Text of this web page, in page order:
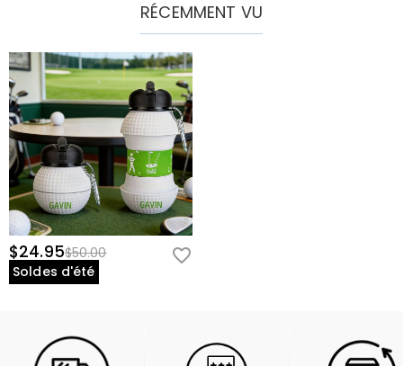
RÉCEMMENT VU
$24.95$50.00
Soldes d'été